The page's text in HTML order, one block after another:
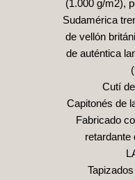
(1.000 g/m2),
Sudamérica
de vellón
de auténtica
Cutí
Capitonés de
Fabricado
retardante